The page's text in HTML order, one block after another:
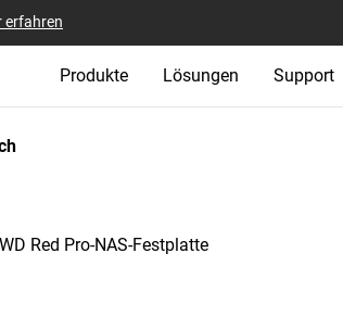
erfahren
Produkte Lösungen Support
WD Red Pro-NAS-Festplatte